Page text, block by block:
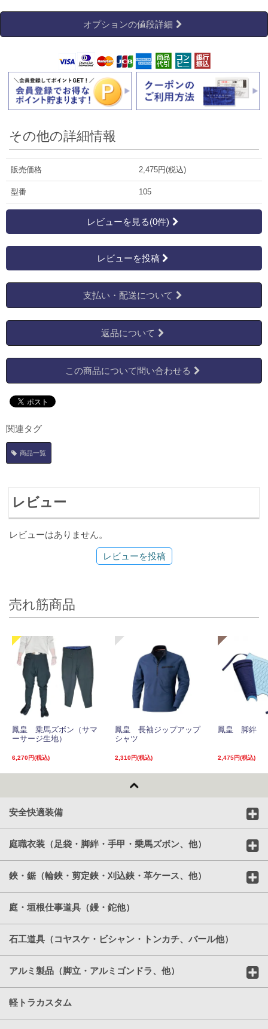
オプションの値段詳細
その他の詳細情報
販売価格 2,475円(税込)
型番 105
レビューを見る(0件)
レビューを投稿
支払い・配送について
返品について
この商品について問い合わせる
関連タグ
商品一覧
レビュー
レビューはありません。
レビューを投稿
売れ筋商品
鳳皇 乗馬ズボン（サマ
ーサージ生地）
6,270円(税込)
鳳皇 長袖ジップアップ
シャツ
2,310円(税込)
鳳皇 脚絆
2,475円(税込)
安全快適装備
庭職衣装（足袋・脚絆・手甲・乗馬ズボン、他）
鋏・鋸（輪鋏・剪定鋏・刈込鋏・革ケース、他）
庭・垣根仕事道具（鏝・鉈他）
石工道具（コヤスケ・ビシャン・トンカチ、バール他）
アルミ製品（脚立・アルミゴンドラ、他）
軽トラカスタム